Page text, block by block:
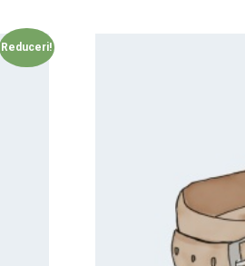
Reduceri!